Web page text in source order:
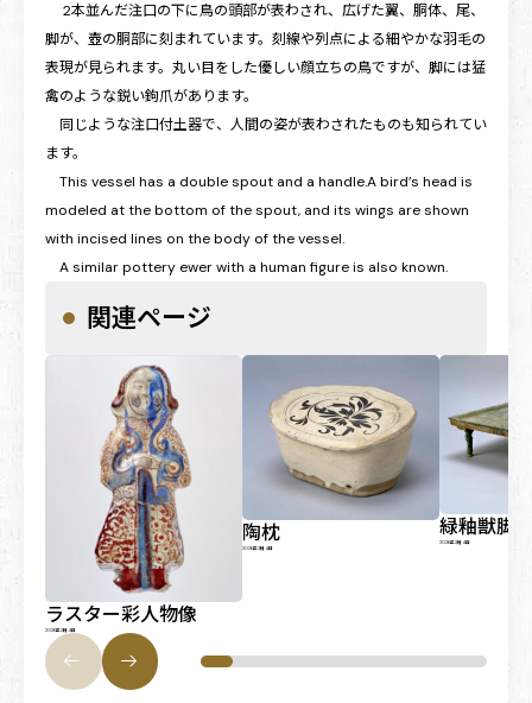
2本並んだ注口の下に鳥の頭部が表わされ、広げた翼、胴体、尾、
脚が、壺の胴部に刻まれています。刻線や列点による細やかな羽毛の
表現が見られます。丸い目をした優しい顔立ちの鳥ですが、脚には猛
禽のような鋭い鉤爪があります。
同じような注口付土器で、人間の姿が表わされたものも知られてい
ます。
This vessel has a double spout and a handle.A bird’s head is
modeled at the bottom of the spout, and its wings are shown
with incised lines on the body of the vessel.
A similar pottery ewer with a human figure is also known.
関連ページ
ラスター彩人物像
2026年2月4日
陶枕
2026年2月4日
緑釉獣脚
2026年2月4日